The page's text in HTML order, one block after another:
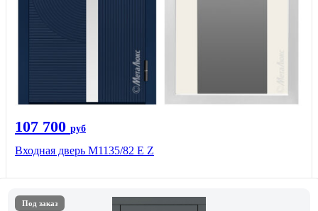
107 700 руб
Входная дверь М1135/82 Е Z
Под заказ